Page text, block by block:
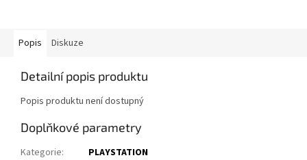
Popis Diskuze
Detailní popis produktu
Popis produktu není dostupný
Doplňkové parametry
Kategorie: PLAYSTATION